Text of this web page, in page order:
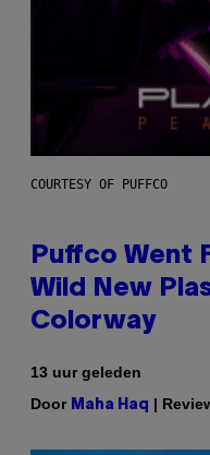
COURTESY OF PUFFCO
Puffco Went
Wild New
Colorway
13 uur geleden
Door Maha Haq |